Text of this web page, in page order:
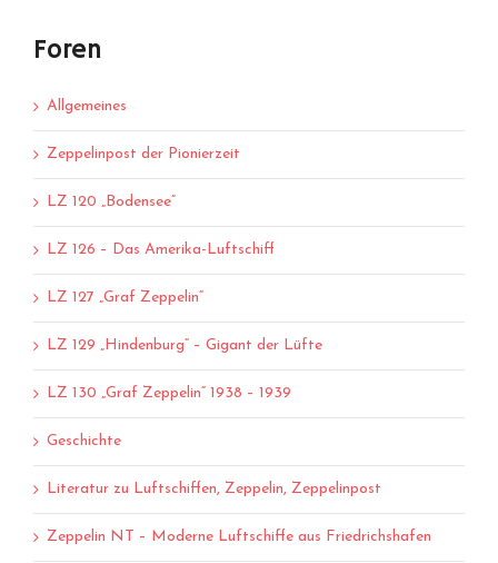
Foren
Allgemeines
Zeppelinpost der Pionierzeit
LZ 120 „Bodensee“
LZ 126 – Das Amerika-Luftschiff
LZ 127 „Graf Zeppelin“
LZ 129 „Hindenburg“ – Gigant der Lüfte
LZ 130 „Graf Zeppelin“ 1938 – 1939
Geschichte
Literatur zu Luftschiffen, Zeppelin, Zeppelinpost
Zeppelin NT – Moderne Luftschiffe aus Friedrichshafen